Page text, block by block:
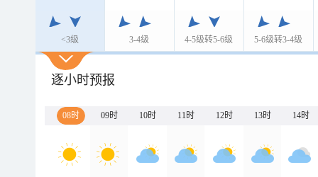
<3级 3-4级 4-5级转5-6级 5-6级转3-4级
逐小时预报
08时 09时 10时 11时 12时 13时 14时